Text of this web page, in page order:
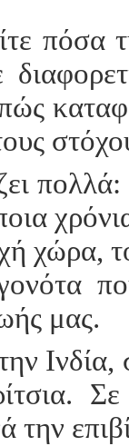
πόσα
πολλά:
χώρα,
μας.
την